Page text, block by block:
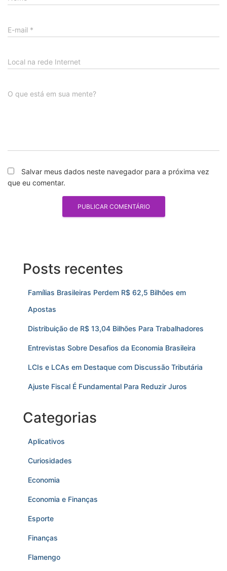
E-mail *
Local na rede Internet
O que está em sua mente?
Salvar meus dados neste navegador para a próxima vez
que eu comentar.
Posts recentes
Famílias Brasileiras Perdem R$ 62,5 Bilhões em
Apostas
Distribuição de R$ 13,04 Bilhões Para Trabalhadores
Entrevistas Sobre Desafios da Economia Brasileira
LCIs e LCAs em Destaque com Discussão Tributária
Ajuste Fiscal É Fundamental Para Reduzir Juros
Categorias
Aplicativos
Curiosidades
Economia
Economia e Finanças
Esporte
Finanças
Flamengo